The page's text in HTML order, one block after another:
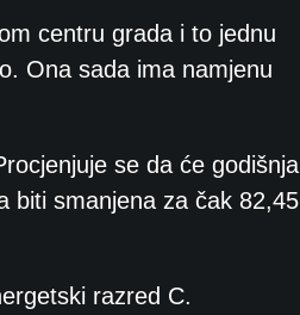
centru grada i to jednu
Ona sada ima namjenu
se da će godišnja
biti smanjena za čak 82,45
razred C.